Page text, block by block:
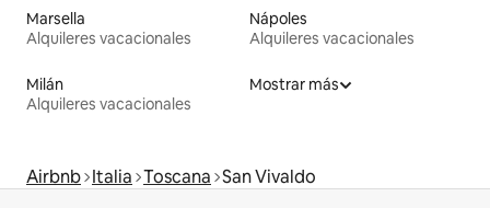
Marsella
Alquileres vacacionales
Nápoles
Alquileres vacacionales
Milán
Alquileres vacacionales
Mostrar más
Airbnb Italia Toscana San Vivaldo